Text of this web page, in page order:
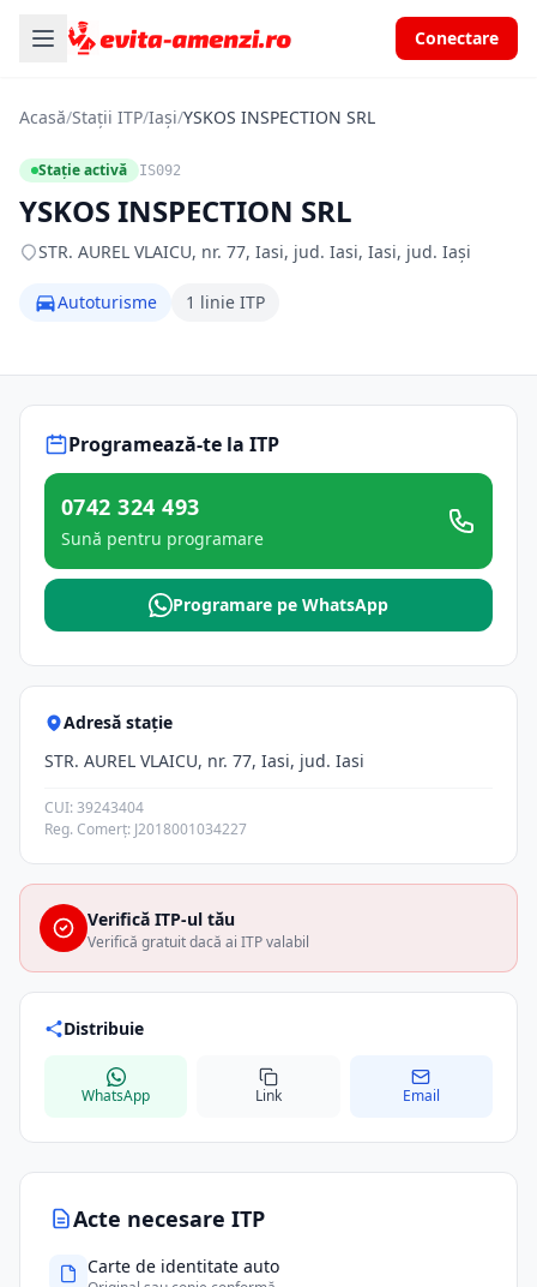
Conectare
Acasă/Stații ITP/Iași/YSKOS INSPECTION SRL
Stație activă IS092
YSKOS INSPECTION SRL
STR. AUREL VLAICU, nr. 77, Iasi, jud. Iasi, Iasi, jud. Iași
Autoturisme 1 linie ITP
Acte necesare ITP
Carte de identitate auto
Programează-te la ITP
0742 324 493
Sună pentru programare
Programare pe WhatsApp
Adresă stație
STR. AUREL VLAICU, nr. 77, Iasi, jud. Iasi
CUI: 39243404
Reg. Comerț: J2018001034227
Verifică ITP-ul tău
Verifică gratuit dacă ai ITP valabil
Distribuie
WhatsApp Link Email